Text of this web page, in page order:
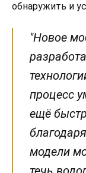
обнаружить и
"Новое
процесс
ещё
модели